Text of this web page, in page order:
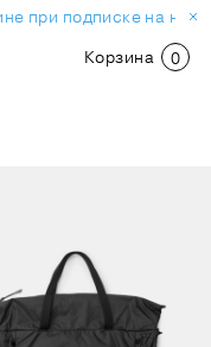
при подписке на
Корзина 0